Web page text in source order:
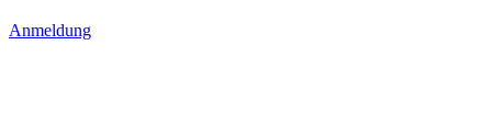
Anmeldung